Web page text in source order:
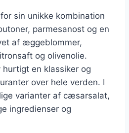
sin unikke kombination
parmesanost og en
af æggeblommer,
og olivenolie.
en klassiker og
over hele verden. I
varianter af cæsarsalat,
ingredienser og